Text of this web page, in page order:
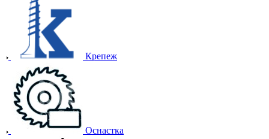
Крепеж
Оснастка